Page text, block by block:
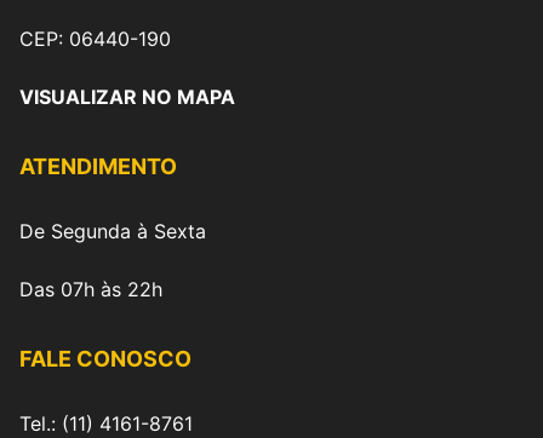
CEP: 06440-190
VISUALIZAR NO MAPA
ATENDIMENTO
De Segunda à Sexta
Das 07h às 22h
FALE CONOSCO
Tel.: (11) 4161-8761